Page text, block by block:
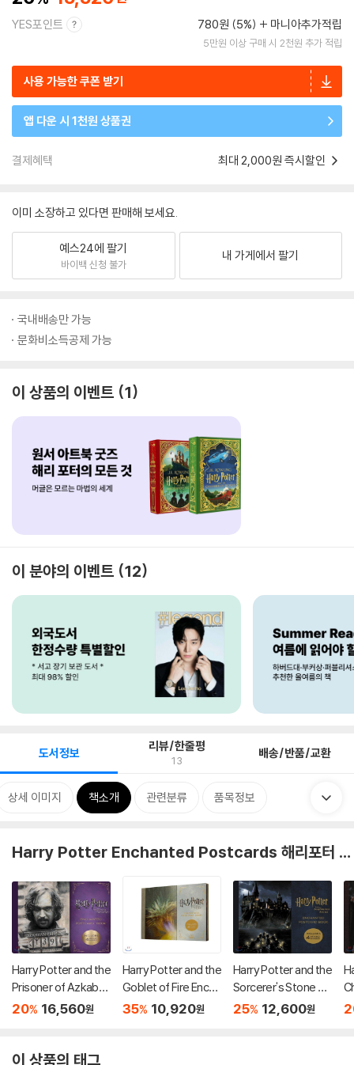
YES포인트 780원 (5%) 마니아추가적립
5만원 이상 구매 시 2천원 추가 적립
사용 가능한 쿠폰 받기
앱 다운 시 1천원 상품권
결제혜택 최대 2,000원 즉시할인
이미 소장하고 있다면 판매해 보세요.
예스24에 팔기
바이백 신청 불가
내 가게에서 팔기
국내배송만 가능
문화비소득공제 가능
이 상품의 이벤트 1
이 분야의 이벤트 12
도서정보 리뷰/한줄평
13 배송/반품/교환
상세 이미지 책소개 관련분류 품목정보
Harry Potter Enchanted Postcards 해리포터 홀로그램 엽서북
Harry Potter and the
Prisoner of Azkaban
Enchanted Postcar
20% 16,560원
Harry Potter and the
Goblet of Fire Encha
nted Postcard Book
35% 10,920원
Harry Potter and the
Sorcerer's Stone En
chanted Postcard B
25% 12,600원
s
이 상품의 태그